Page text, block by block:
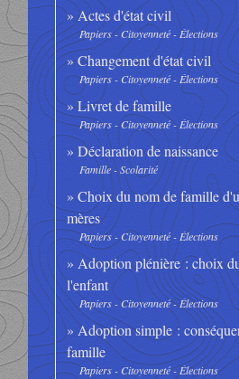
Actes d'état civil
Papiers - Citoyenneté - Élections
Changement d'état civil
Papiers - Citoyenneté - Élections
Livret de famille
Papiers - Citoyenneté - Élections
Déclaration de naissance
Famille - Scolarité
Choix du nom de famille
mères
Papiers - Citoyenneté - Élections
Adoption plénière : choix
l'enfant
Papiers - Citoyenneté - Élections
Adoption simple :
famille
Papiers - Citoyenneté - Élections